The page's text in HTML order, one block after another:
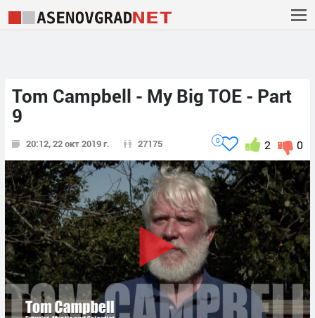
Tom Campbell - My Big TOE - Part
9
20:12, 22 окт 2019 г. 27175 0
2
0